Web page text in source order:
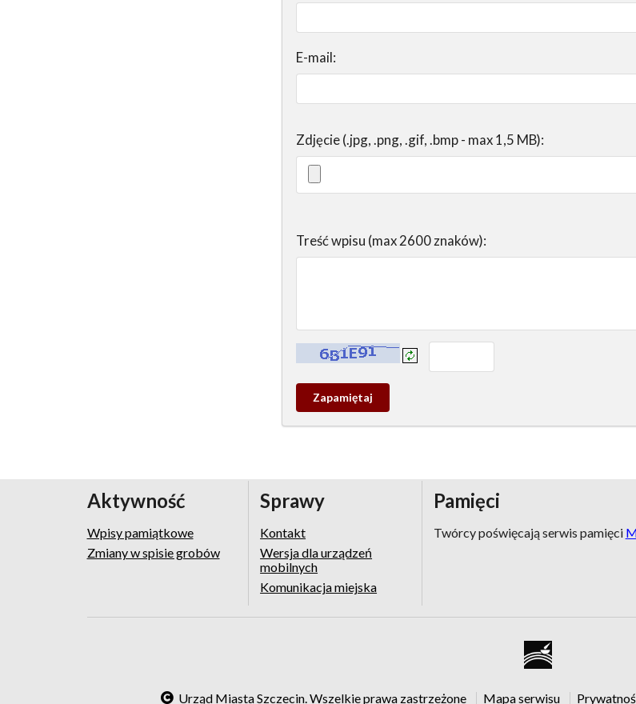
E-mail:
Zdjęcie (.jpg, .png, .gif, .bmp - max 1,5 MB):
Treść wpisu (max 2600 znaków):
Kontrola - wprowadź tekst z obrazka:
Zapamietaj
wpis
Aktywność
Wpisy pamiątkowe
Zmiany w spisie grobów
Sprawy
Kontakt
Wersja dla urządzeń
mobilnych
Komunikacja miejska
Pamięci
Twórcy poświęcają serwis pamięci
Urząd Miasta Szczecin. Wszelkie prawa zastrzeżone Mapa serwisu